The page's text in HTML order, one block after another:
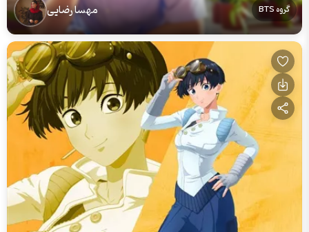
گروه BTS مهسا رضایی